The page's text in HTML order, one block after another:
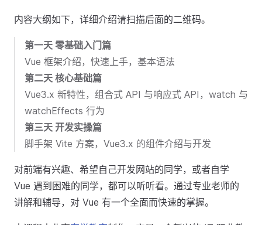
内容大纲如下，详细介绍请扫描后面的二维码。
第一天 零基础入门篇
Vue 框架介绍，快速上手，基本语法
第二天 核心基础篇
Vue3.x 新特性，组合式 API 与响应式 API，watch 与
watchEffects 行为
第三天 开发实操篇
脚手架 Vite 方案，Vue3.x 的组件介绍与开发
对前端有兴趣、希望自己开发网站的同学，或者自学
Vue 遇到困难的同学，都可以听听看。通过专业老师的
讲解和辅导，对 Vue 有一个全面而快速的掌握。